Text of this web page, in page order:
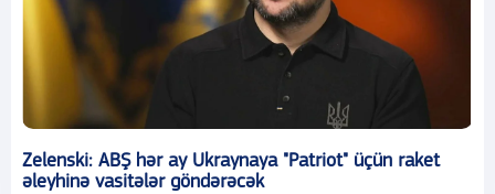
Zelenski: ABŞ hər ay Ukraynaya "Patriot" üçün raket
əleyhinə vasitələr göndərəcək